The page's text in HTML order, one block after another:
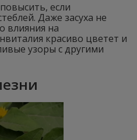
если
Даже засуха не
влияния на
красиво цветет и
узоры с другими